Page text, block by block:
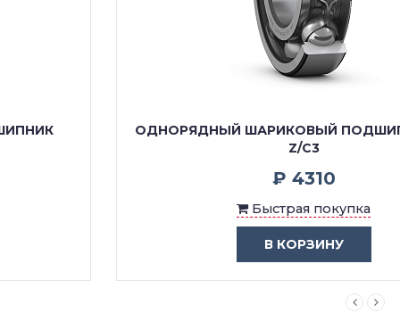
ОДНОРЯДНЫЙ ШАРИКОВЫЙ ПОДШИПНИК 6306
Быстрая покупка